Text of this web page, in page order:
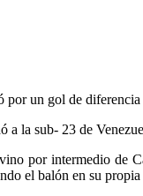
un gol de
a la sub- 23 de
por intermedio de
el balón en su propia